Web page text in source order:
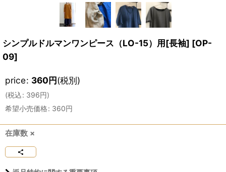
シンプルドルマンワンピース（LO-15）用[長袖] [OP-
09]
price: 360円(税別)
(税込: 396円)
希望小売価格: 360円
在庫数 ×